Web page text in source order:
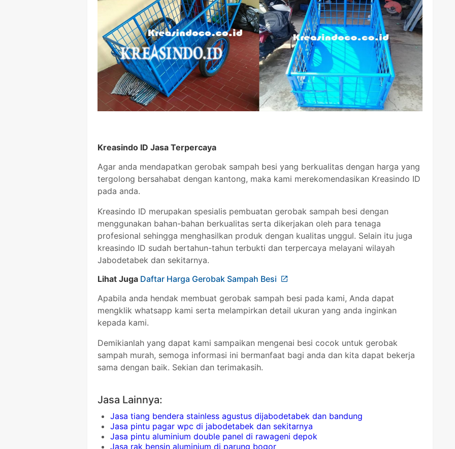
Kreasindo ID Jasa Terpercaya
Agar anda mendapatkan gerobak sampah besi yang berkualitas dengan harga yang
tergolong bersahabat dengan kantong, maka kami merekomendasikan Kreasindo ID
pada anda.
Kreasindo ID merupakan spesialis pembuatan gerobak sampah besi dengan
menggunakan bahan-bahan berkualitas serta dikerjakan oleh para tenaga
profesional sehingga menghasilkan produk dengan kualitas unggul. Selain itu juga
kreasindo ID sudah bertahun-tahun terbukti dan terpercaya melayani wilayah
Jabodetabek dan sekitarnya.
Lihat Juga Daftar Harga Gerobak Sampah Besi
Apabila anda hendak membuat gerobak sampah besi pada kami, Anda dapat
mengklik whatsapp kami serta melampirkan detail ukuran yang anda inginkan
kepada kami.
Demikianlah yang dapat kami sampaikan mengenai besi cocok untuk gerobak
sampah murah, semoga informasi ini bermanfaat bagi anda dan kita dapat bekerja
sama dengan baik. Sekian dan terimakasih.
Jasa Lainnya:
Jasa tiang bendera stainless agustus dijabodetabek dan bandung
Jasa pintu pagar wpc di jabodetabek dan sekitarnya
Jasa pintu aluminium double panel di rawageni depok
Jasa rak bensin aluminium di parung bogor